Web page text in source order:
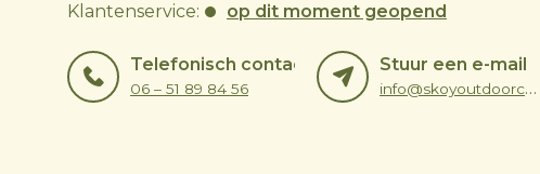
Klantenservice: op dit moment geopend
Telefonisch contact
06 – 51 89 84 56
Stuur een e-mail
info@skoyoutdoorcooking.nl